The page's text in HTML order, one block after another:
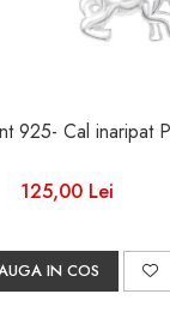
Cercei Argint 925- Cal
125,00 Lei
IN COS